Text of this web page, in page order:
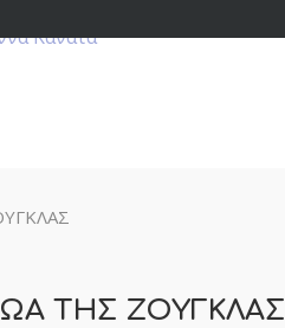
ΤΗΣ ΖΟΥΓΚΛΑΣ